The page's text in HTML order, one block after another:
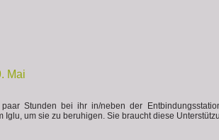
Mai
Stunden bei ihr in/neben der
Iglu, um sie zu beruhigen. Sie braucht diese